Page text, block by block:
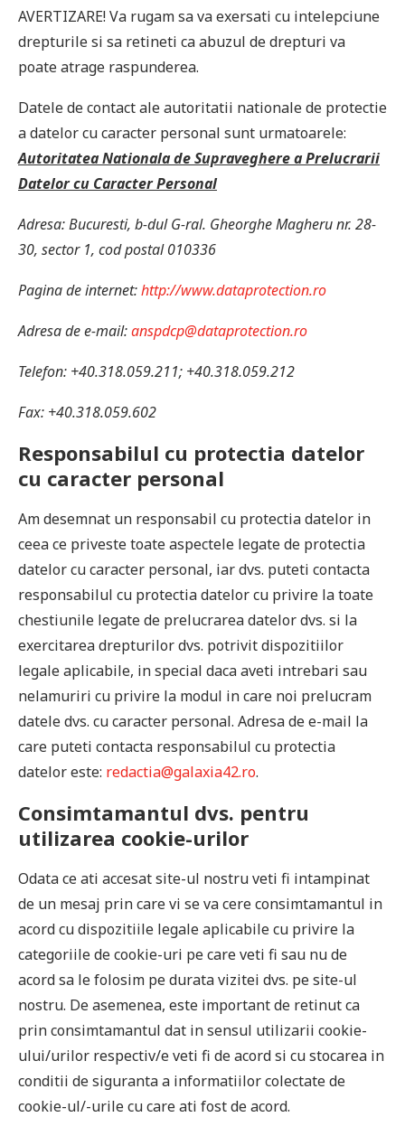
AVERTIZARE! Va rugam sa va exersati cu intelepciune
drepturile si sa retineti ca abuzul de drepturi va
poate atrage raspunderea.
Datele de contact ale autoritatii nationale de protectie
a datelor cu caracter personal sunt urmatoarele:
Autoritatea Nationala de Supraveghere a Prelucrarii
Datelor cu Caracter Personal
Adresa: Bucuresti, b-dul G-ral. Gheorghe Magheru nr. 28-
30, sector 1, cod postal 010336
Pagina de internet:http://www.dataprotection.ro
Adresa de e-mail:anspdcp@dataprotection.ro
Telefon: +40.318.059.211; +40.318.059.212
Fax: +40.318.059.602
Responsabilul cu protectia datelor
cu caracter personal
Am desemnat un responsabil cu protectia datelor in
ceea ce priveste toate aspectele legate de protectia
datelor cu caracter personal, iar dvs. puteti contacta
responsabilul cu protectia datelor cu privire la toate
chestiunile legate de prelucrarea datelor dvs. si la
exercitarea drepturilor dvs. potrivit dispozitiilor
legale aplicabile, in special daca aveti intrebari sau
nelamuriri cu privire la modul in care noi prelucram
datele dvs. cu caracter personal. Adresa de e-mail la
care puteti contacta responsabilul cu protectia
datelor este: redactia@galaxia42.ro.
Consimtamantul dvs. pentru
utilizarea cookie-urilor
Odata ce ati accesat site-ul nostru veti fi intampinat
de un mesaj prin care vi se va cere consimtamantul in
acord cu dispozitiile legale aplicabile cu privire la
categoriile de cookie-uri pe care veti fi sau nu de
acord sa le folosim pe durata vizitei dvs. pe site-ul
nostru. De asemenea, este important de retinut ca
prin consimtamantul dat in sensul utilizarii cookie-
ului/urilor respectiv/e veti fi de acord si cu stocarea in
conditii de siguranta a informatiilor colectate de
cookie-ul/-urile cu care ati fost de acord.